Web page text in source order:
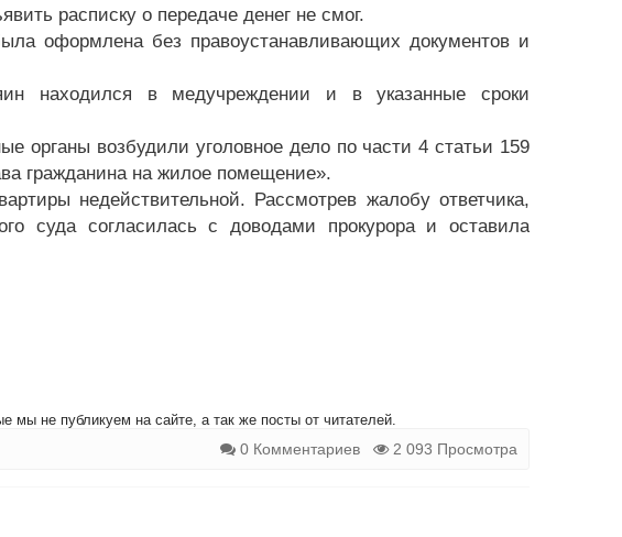
расписку о передаче денег не смог.
оформлена без правоустанавливающих документов и
находился в медучреждении и в указанные сроки
органы возбудили уголовное дело по части 4 статьи 159
гражданина на жилое помещение».
недействительной. Рассмотрев жалобу ответчика,
суда согласилась с доводами прокурора и оставила
мы не публикуем на сайте, а так же посты от читателей.
0 Комментариев 2 093 Просмотра